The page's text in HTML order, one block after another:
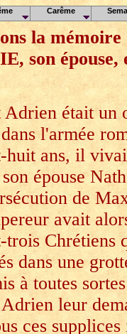
la
son épouse,
Adrien était un
l'armée
huit ans, il
épouse
de
avait
trois Chrétiens
dans une
à toutes
leur
ces
Carême